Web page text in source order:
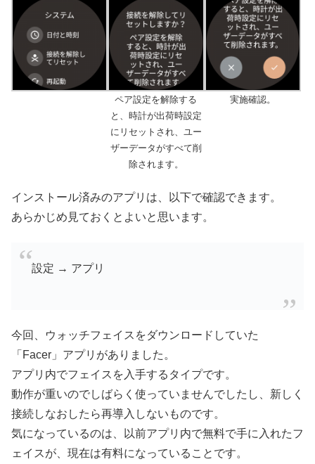
ペア設定を解除する
と、時計が出荷時設定
にリセットされ、ユー
ザーデータがすべて削
除されます。
実施確認。
インストール済みのアプリは、以下で確認できます。
あらかじめ見ておくとよいと思います。
設定 → アプリ
今回、ウォッチフェイスをダウンロードしていた
「Facer」アプリがありました。
アプリ内でフェイスを入手するタイプです。
動作が重いのでしばらく使っていませんでしたし、新しく
接続しなおしたら再導入しないものです。
気になっているのは、以前アプリ内で無料で手に入れたフ
ェイスが、現在は有料になっていることです。